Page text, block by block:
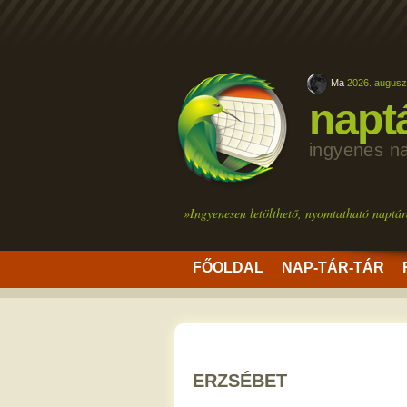
ingyenes
»Ingyenesen letölthető, nyomtatható
FŐOLDAL NAP-TÁR-TÁR
Ma 2026.
ERZSÉBET